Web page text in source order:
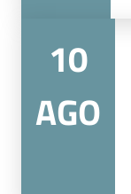
10
AGO